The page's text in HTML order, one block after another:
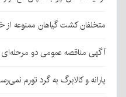
متخلفان کشت گیاهان ممنوعه
آگهی مناقصه عمومی دو مرحله‌ای به شماره ۰۵-
یارانه و کالابرگ به گرد تورم